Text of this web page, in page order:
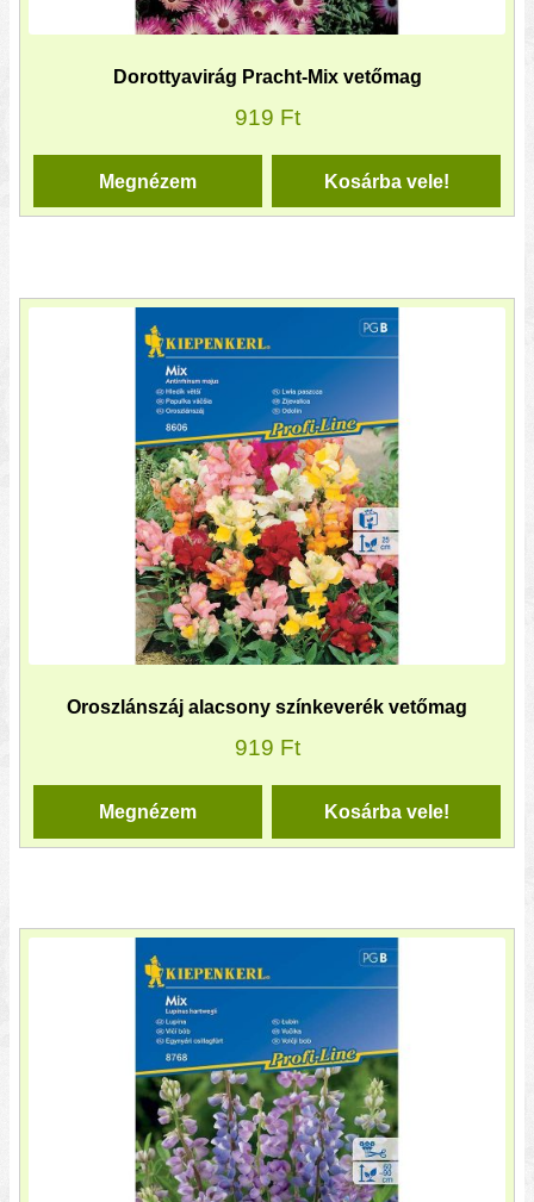
Dorottyavirág Pracht-Mix vetőmag
919 Ft
Kosárba vele!
Megnézem
Oroszlánszáj alacsony színkeverék vetőmag
919 Ft
Kosárba vele!
Megnézem